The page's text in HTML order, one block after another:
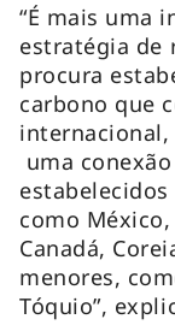
“É mais uma
estratégia de
procura
carbono que
internacional,
uma
como
Canadá,
menores,
Tóquio”,